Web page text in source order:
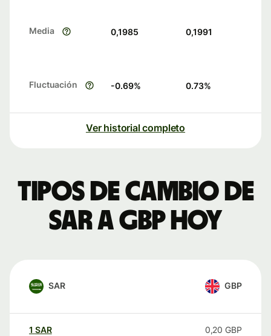
Media 0,1985 0,1991
Fluctuación -0.69% 0.73%
Ver historial completo
Tipos de cambio de
SAR a GBP hoy
SAR GBP
1 SAR 0,20 GBP